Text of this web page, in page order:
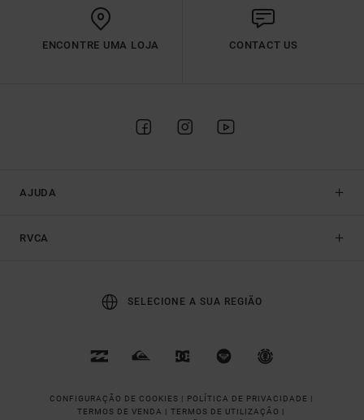
ENCONTRE UMA LOJA CONTACT US
AJUDA
RVCA
SELECIONE A SUA REGIÃO
CONFIGURAÇÃO DE COOKIES | POLÍTICA DE PRIVACIDADE |
TERMOS DE VENDA | TERMOS DE UTILIZAÇÂO |